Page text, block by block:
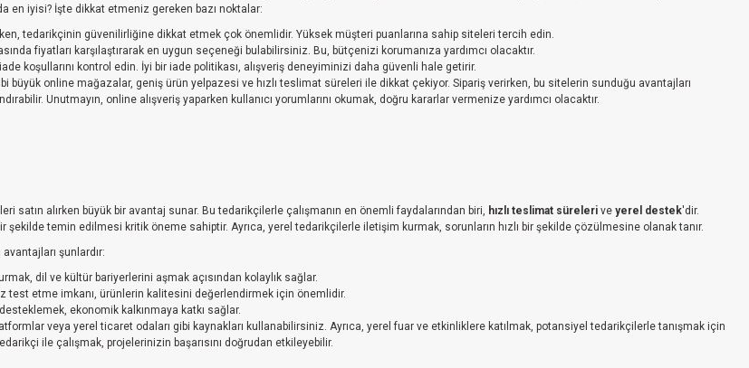
en iyisi? İşte dikkat etmeniz gereken bazı noktalar:
tedarikçinin güvenilirliğine dikkat etmek çok önemlidir. Yüksek müşteri puanlarına sahip siteleri tercih edin.
fiyatları karşılaştırarak en uygun seçeneği bulabilirsiniz. Bu, bütçenizi korumanıza yardımcı olacaktır.
koşullarını kontrol edin. İyi bir iade politikası, alışveriş deneyiminizi daha güvenli hale getirir.
büyük online mağazalar, geniş ürün yelpazesi ve hızlı teslimat süreleri ile dikkat çekiyor. Sipariş verirken, bu sitelerin sunduğu avantajları
Unutmayın, online alışveriş yaparken kullanıcı yorumlarını okumak, doğru kararlar vermenize yardımcı olacaktır.
satın alırken büyük bir avantaj sunar. Bu tedarikçilerle çalışmanın en önemli faydalarından biri, hızlı teslimat süreleri ve yerel destek'dir.
şekilde temin edilmesi kritik öneme sahiptir. Ayrıca, yerel tedarikçilerle iletişim kurmak, sorunların hızlı bir şekilde çözülmesine olanak tanır.
şunlardır:
dil ve kültür bariyerlerini aşmak açısından kolaylık sağlar.
test etme imkanı, ürünlerin kalitesini değerlendirmek için önemlidir.
ekonomik kalkınmaya katkı sağlar.
veya yerel ticaret odaları gibi kaynakları kullanabilirsiniz. Ayrıca, yerel fuar ve etkinliklere katılmak, potansiyel tedarikçilerle tanışmak için
ile çalışmak, projelerinizin başarısını doğrudan etkileyebilir.